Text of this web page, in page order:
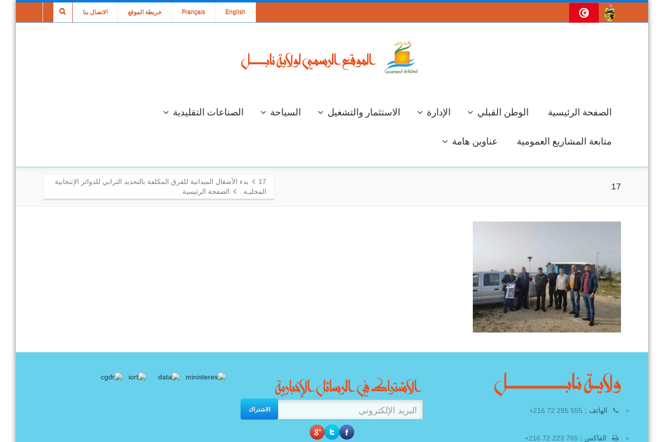
الاتصال بنا خريطة الموقع Français English
الصفحة الرئيسية الوطن القبلي الإدارة الاستثمار والتشغيل السياحة الصناعات التقليدية
متابعة المشاريع العمومية عناوين هامة
17
17
بدء الأشغال الميدانية للفرق المكلفة بالتحديد الترابي للدوائر الإنتخابية
المحليـة .
الصفحة الرئيسية
الاشتراك الهاتف :
الفاكس :